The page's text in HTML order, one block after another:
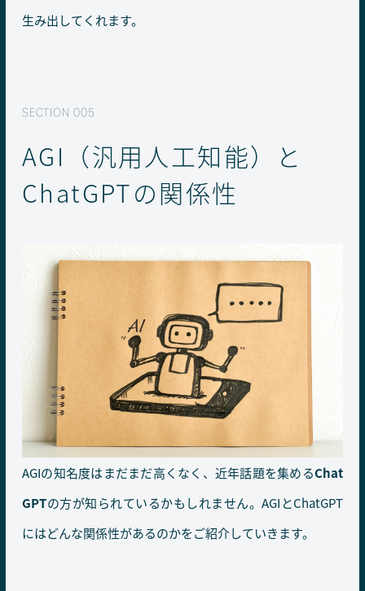
生み出してくれます。
AGI（汎用人工知能）と
ChatGPTの関係性
AGIの知名度はまだまだ高くなく、近年話題を集めるChat
GPTの方が知られているかもしれません。AGIとChatGPT
にはどんな関係性があるのかをご紹介していきます。